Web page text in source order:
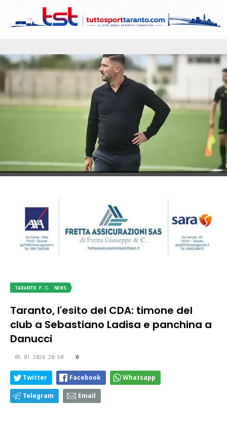
TARANTO F.C. NEWS
Taranto, l'esito del CDA: timone del
club a Sebastiano Ladisa e panchina a
Danucci
05.01.2026 20:50 0
Twitter Facebook Whatsapp
Telegram Email